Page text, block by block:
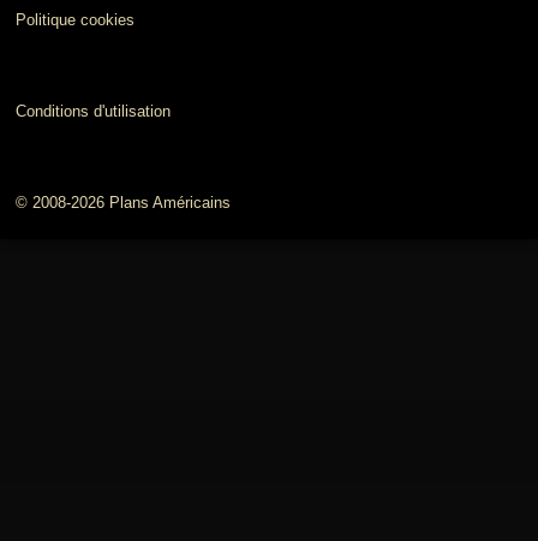
Politique cookies
Conditions d'utilisation
© 2008-2026 Plans Américains